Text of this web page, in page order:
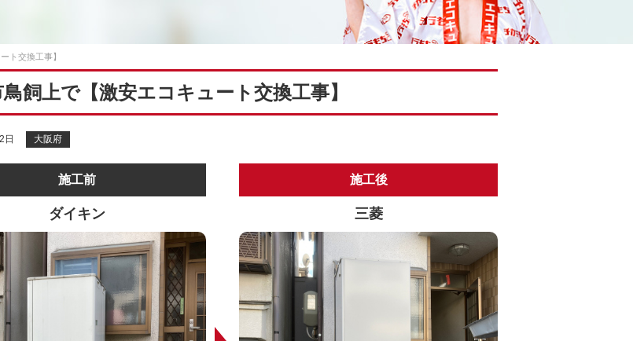
ト交換工事】
飼上で【激安エコキュート交換工事】
日 大阪府
施工前
ダイキン
施工後
三菱